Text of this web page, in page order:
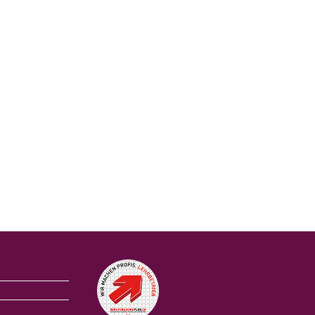
Auszeichnungen